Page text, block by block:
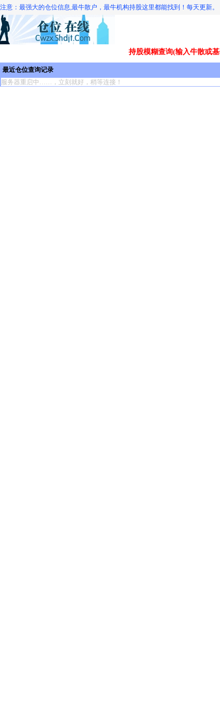
注意：最强大的仓位信息,最牛散户，最牛机构持股这里都能找到！每天更新。
持股模糊查询(输入牛散或
最近仓位查询记录
服务器重启中……，立刻就好，稍等连接！